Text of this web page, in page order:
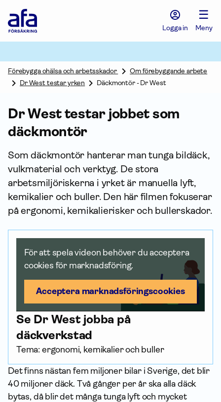
Försäkring
Logga in
☰
Meny
Förebygga ohälsa och arbetsskador
Om förebyggande arbete
Dr West testar yrken
Däckmontör - Dr West
Dr West testar jobbet som
däckmontör
Som däckmontör hanterar man tunga bildäck,
vulkmaterial och verktyg. De stora
arbetsmiljöriskerna i yrket är manuella lyft,
kemikalier och buller. Den här filmen fokuserar
på ergonomi, kemikalierisker och bullerskador.
För att spela videon behöver du acceptera
cookies för marknadsföring.
Acceptera marknadsförings­cookies
Se Dr West jobba på
däckverkstad
Tema: ergonomi, kemikalier och buller
Det finns nästan fem miljoner bilar i Sverige, det blir
40 miljoner däck. Två gånger per år ska alla däck
bytas, då blir det många tunga lyft och mycket